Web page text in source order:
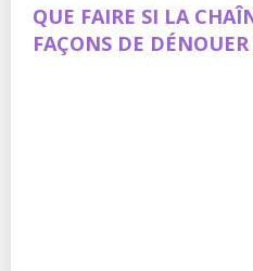
QUE FAIRE SI LA
FAÇONS DE